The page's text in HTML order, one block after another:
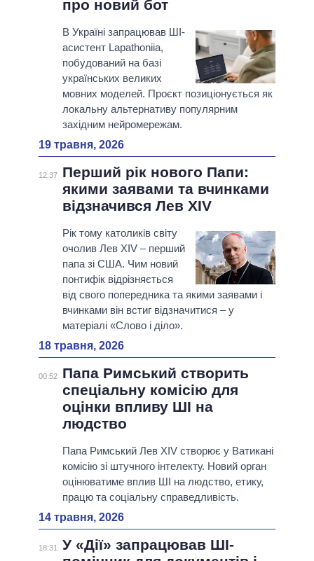
про новий бот
В Україні запрацював ШІ-
асистент Lapathoniia,
побудований на базі
українських великих
мовних моделей. Проєкт позиціонується як
локальну альтернативу популярним
західним нейромережам.
19 травня, 2026
12:37
Перший рік нового Папи:
якими заявами та вчинками
відзначився Лев XIV
Рік тому католиків світу
очолив Лев XIV – перший
папа зі США. Чим новий
понтифік відрізняється
від свого попередника та якими заявами і
вчинками він встиг відзначитися – у
матеріалі «Слово і діло».
18 травня, 2026
00:52
Папа Римський створить
спеціальну комісію для
оцінки впливу ШІ на
людство
Папа Римський Лев XIV створює у Ватикані
комісію зі штучного інтелекту. Новий орган
оцінюватиме вплив ШІ на людство, етику,
працю та соціальну справедливість.
14 травня, 2026
18:31
У «Дії» запрацював ШІ-